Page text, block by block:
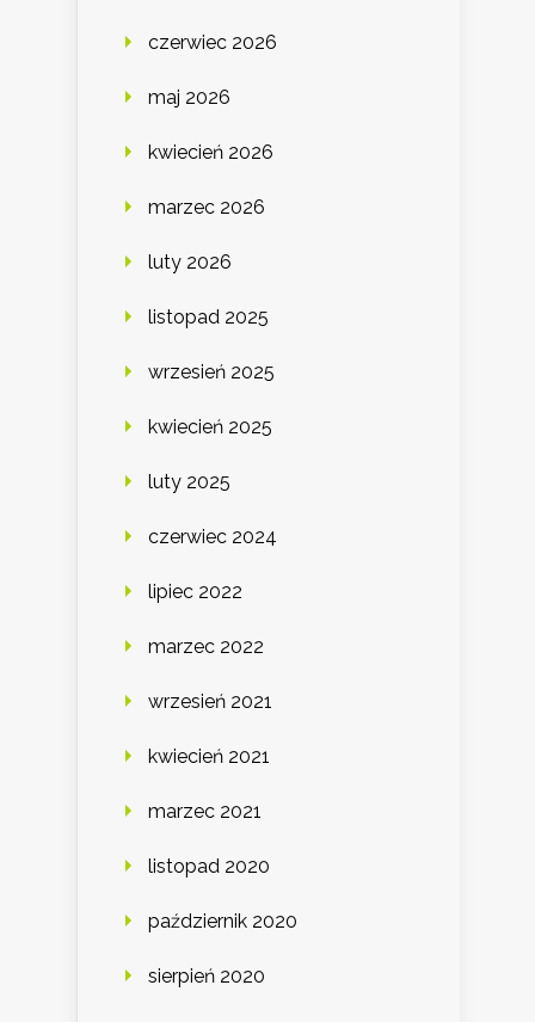
czerwiec 2026
maj 2026
kwiecień 2026
marzec 2026
luty 2026
listopad 2025
wrzesień 2025
kwiecień 2025
luty 2025
czerwiec 2024
lipiec 2022
marzec 2022
wrzesień 2021
kwiecień 2021
marzec 2021
listopad 2020
październik 2020
sierpień 2020